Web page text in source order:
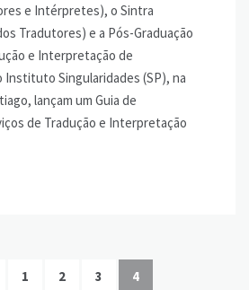
e Intérpretes), o Sintra
Tradutores) e a Pós-Graduação
e Interpretação de
Singularidades (SP), na
lançam um Guia de
de Tradução e Interpretação
1 2 3 4